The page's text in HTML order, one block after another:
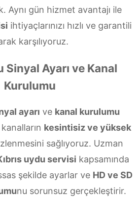
Aynı gün hizmet avantajı ile
ihtiyaçlarınızı hızlı ve garantili
karşılıyoruz.
Sinyal Ayarı ve Kanal
Kurulumu
ayarı ve kanal kurulumu
kesintisiz ve yüksek
sağlıyoruz. Uzman
uydu servisi kapsamında
şekilde ayarlar ve HD ve SD
nu sorunsuz gerçekleştirir.